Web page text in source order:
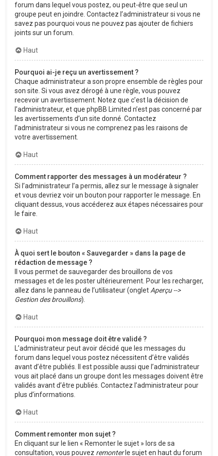
forum dans lequel vous postez, ou peut-être que seul un
groupe peut en joindre. Contactez l’administrateur si vous ne
savez pas pourquoi vous ne pouvez pas ajouter de fichiers
joints sur un forum.
Haut
Pourquoi ai-je reçu un avertissement ?
Chaque administrateur a son propre ensemble de règles pour
son site. Si vous avez dérogé à une règle, vous pouvez
recevoir un avertissement. Notez que c’est la décision de
l’administrateur, et que phpBB Limited n’est pas concerné par
les avertissements d’un site donné. Contactez
l’administrateur si vous ne comprenez pas les raisons de
votre avertissement.
Haut
Comment rapporter des messages à un modérateur ?
Si l’administrateur l’a permis, allez sur le message à signaler
et vous devriez voir un bouton pour rapporter le message. En
cliquant dessus, vous accéderez aux étapes nécessaires pour
le faire.
Haut
À quoi sert le bouton « Sauvegarder » dans la page de
rédaction de message ?
Il vous permet de sauvegarder des brouillons de vos
messages et de les poster ultérieurement. Pour les recharger,
allez dans le panneau de l’utilisateur (onglet Aperçu -->
Gestion des brouillons).
Haut
Pourquoi mon message doit être validé ?
L’administrateur peut avoir décidé que les messages du
forum dans lequel vous postez nécessitent d’être validés
avant d’être publiés. Il est possible aussi que l’administrateur
vous ait placé dans un groupe dont les messages doivent être
validés avant d’être publiés. Contactez l’administrateur pour
plus d’informations.
Haut
Comment remonter mon sujet ?
En cliquant sur le lien « Remonter le sujet » lors de sa
consultation, vous pouvez remonterle sujet en haut du forum